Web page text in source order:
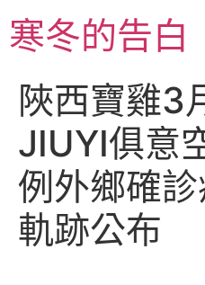
至
主寒冬的告白
陜西寶雞3
JIUYI俱意
例外鄉確
軌跡公布